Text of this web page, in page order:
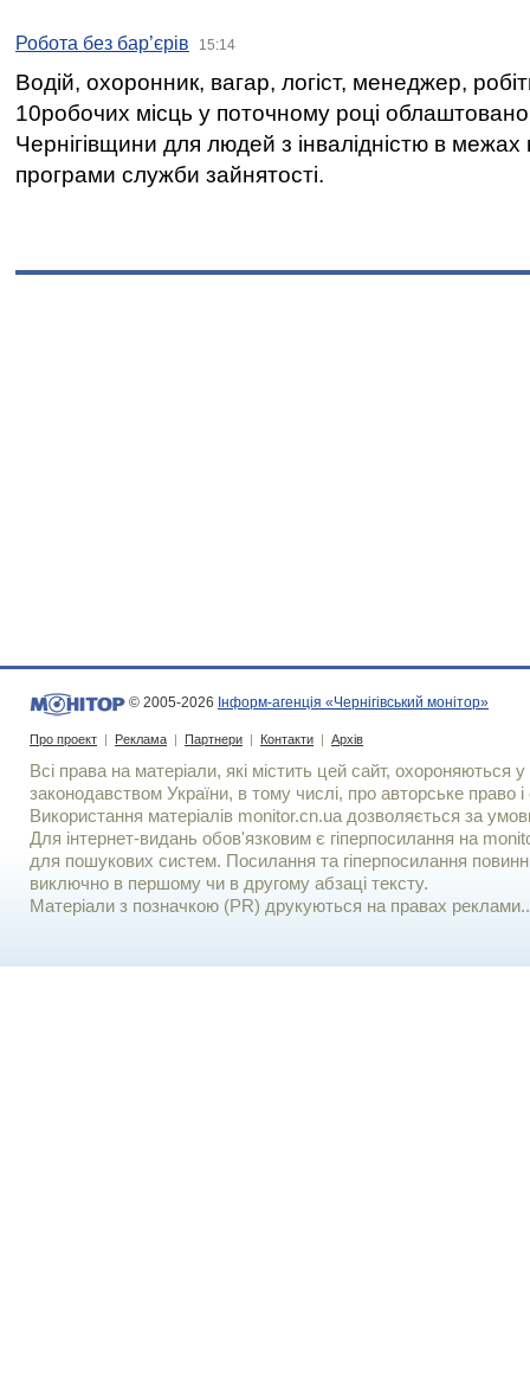
Робота без бар’єрів 15:14
Водій, охоронник, вагар, логіст, менеджер,
10робочих місць у поточному році
Чернігівщини для людей з інвалідністю в межах
програми служби зайнятості.
© 2005-2026 Інформ-агенція «Чернігівський монітор»
Про проект | Реклама | Партнери | Контакти | Архів
Всі права на матеріали, які містить цей сайт, охороняються у
законодавством України, в тому числі, про авторське право і
Використання матерiалiв monitor.cn.ua дозволяється за
Для iнтернет-видань обов'язковим є гiперпосилання на
для пошукових систем. Посилання та гіперпосилання
виключно в першому чи в другому абзаці тексту.
Матеріали з позначкою (PR) друкуються на правах реклами..